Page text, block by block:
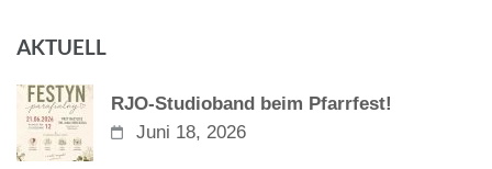
AKTUELL
RJO-Studioband beim Pfarrfest!
Juni 18, 2026